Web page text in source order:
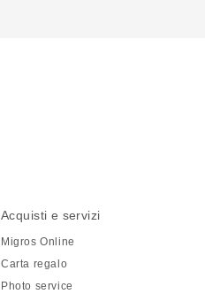
Acquisti e servizi
Migros Online
Carta regalo
Photo service